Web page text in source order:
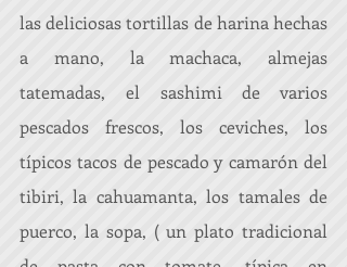
las deliciosas tortillas de harina hechas
a mano, la machaca, almejas
tatemadas, el sashimi de varios
pescados frescos, los ceviches, los
típicos tacos de pescado y camarón del
tibiri, la cahuamanta, los tamales de
puerco, la sopa, ( un plato tradicional